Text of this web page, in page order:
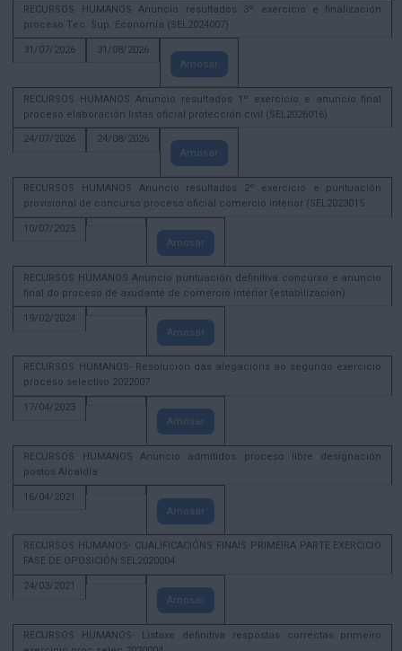
RECURSOS HUMANOS Anuncio resultados 3º exercicio e finalización
proceso Tec. Sup. Economía (SEL2024007)
31/07/2026
31/08/2026
Amosar
RECURSOS HUMANOS Anuncio resultados 1º exercicio e anuncio final
proceso elaboración listas oficial protección civil (SEL2026016)
24/07/2026
24/08/2026
Amosar
RECURSOS HUMANOS Anuncio resultados 2º exercicio e puntuación
provisional de concurso proceso oficial comercio interior (SEL2023015
10/07/2025
Amosar
RECURSOS HUMANOS Anuncio puntuación definitiva concurso e anuncio
final do proceso de axudante de comercio interior (estabilización)
19/02/2024
Amosar
RECURSOS HUMANOS- Resolución das alegacións ao segundo exercicio
proceso selectivo 2022007
17/04/2023
Amosar
RECURSOS HUMANOS Anuncio admitidos proceso libre designación
postos Alcaldía
16/04/2021
Amosar
RECURSOS HUMANOS- CUALIFICACIÓNS FINAIS PRIMEIRA PARTE EXERCICIO
FASE DE OPOSICIÓN SEL2020004
24/03/2021
Amosar
RECURSOS HUMANOS- Listaxe definitiva respostas correctas primeiro